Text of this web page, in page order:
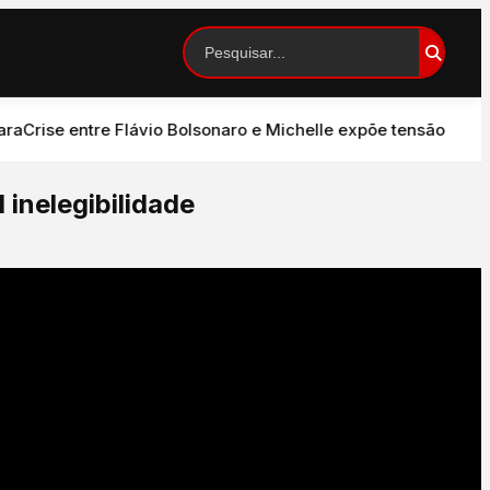
entre Flávio Bolsonaro e Michelle expõe tensão no PL e
inelegibilidade